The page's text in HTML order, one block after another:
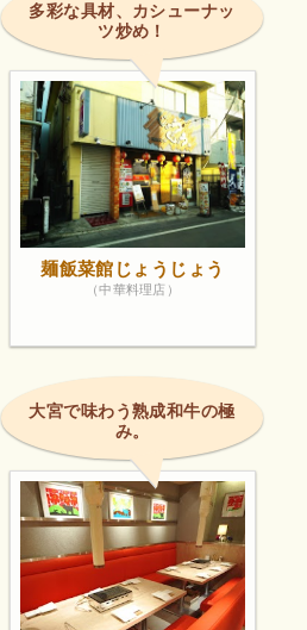
多彩な具材、カシューナッ
ツ炒め！
麺飯菜館じょうじょう
（中華料理店）
大宮で味わう熟成和牛の極
み。